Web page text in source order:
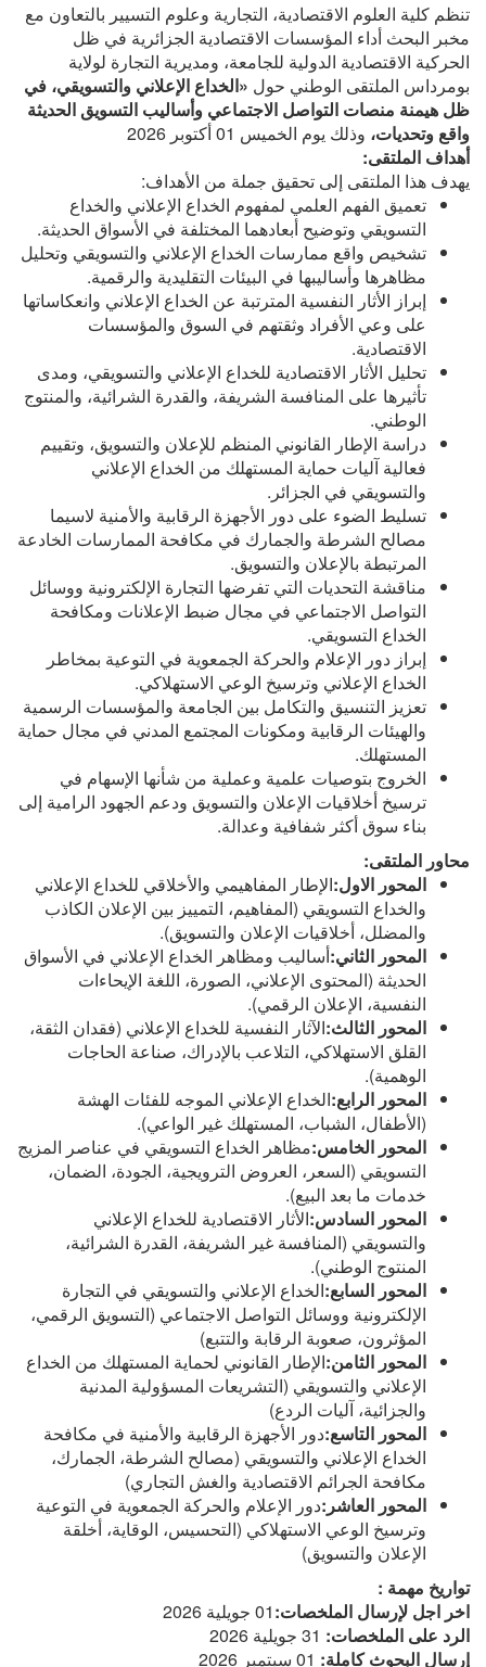
تنظم كلية العلوم الاقتصادية، التجارية وعلوم التسيير بالتعاون مع
مخبر البحث أداء المؤسسات الاقتصادية الجزائرية في ظل
الحركية الاقتصادية الدولية للجامعة، ومديرية التجارة لولاية
بومرداس الملتقى الوطني حول «الخداع الإعلاني والتسويقي، في
ظل هيمنة منصات التواصل الاجتماعي وأساليب التسويق الحديثة
واقع وتحديات، وذلك يوم الخميس 01 أكتوبر 2026
أهداف الملتقى:
يهدف هذا الملتقى إلى تحقيق جملة من الأهداف:
تعميق الفهم العلمي لمفهوم الخداع الإعلاني والخداع
التسويقي وتوضيح أبعادهما المختلفة في الأسواق الحديثة.
تشخيص واقع ممارسات الخداع الإعلاني والتسويقي وتحليل
مظاهرها وأساليبها في البيئات التقليدية والرقمية.
إبراز الأثار النفسية المترتبة عن الخداع الإعلاني وانعكاساتها
على وعي الأفراد وثقتهم في السوق والمؤسسات
الاقتصادية.
تحليل الأثار الاقتصادية للخداع الإعلاني والتسويقي، ومدى
تأثيرها على المنافسة الشريفة، والقدرة الشرائية، والمنتوج
الوطني.
دراسة الإطار القانوني المنظم للإعلان والتسويق، وتقييم
فعالية آليات حماية المستهلك من الخداع الإعلاني
والتسويقي في الجزائر.
تسليط الضوء على دور الأجهزة الرقابية والأمنية لاسيما
مصالح الشرطة والجمارك في مكافحة الممارسات الخادعة
المرتبطة بالإعلان والتسويق.
مناقشة التحديات التي تفرضها التجارة الإلكترونية ووسائل
التواصل الاجتماعي في مجال ضبط الإعلانات ومكافحة
الخداع التسويقي.
إبراز دور الإعلام والحركة الجمعوية في التوعية بمخاطر
الخداع الإعلاني وترسيخ الوعي الاستهلاكي.
تعزيز التنسيق والتكامل بين الجامعة والمؤسسات الرسمية
والهيئات الرقابية ومكونات المجتمع المدني في مجال حماية
المستهلك.
الخروج بتوصيات علمية وعملية من شأنها الإسهام في
ترسيخ أخلاقيات الإعلان والتسويق ودعم الجهود الرامية إلى
بناء سوق أكثر شفافية وعدالة.
محاور الملتقى:
المحور الاول:الإطار المفاهيمي والأخلاقي للخداع الإعلاني
والخداع التسويقي (المفاهيم، التمييز بين الإعلان الكاذب
والمضلل، أخلاقيات الإعلان والتسويق).
المحور الثاني:أساليب ومظاهر الخداع الإعلاني في الأسواق
الحديثة (المحتوى الإعلاني، الصورة، اللغة الإيحاءات
النفسية، الإعلان الرقمي).
المحور الثالث:الآثار النفسية للخداع الإعلاني (فقدان الثقة،
القلق الاستهلاكي، التلاعب بالإدراك، صناعة الحاجات
الوهمية).
المحور الرابع:الخداع الإعلاني الموجه للفئات الهشة
(الأطفال، الشباب، المستهلك غير الواعي).
المحور الخامس:مظاهر الخداع التسويقي في عناصر المزيج
التسويقي (السعر، العروض الترويجية، الجودة، الضمان،
خدمات ما بعد البيع).
المحور السادس:الأثار الاقتصادية للخداع الإعلاني
والتسويقي (المنافسة غير الشريفة، القدرة الشرائية،
المنتوج الوطني).
المحور السابع:الخداع الإعلاني والتسويقي في التجارة
الإلكترونية ووسائل التواصل الاجتماعي (التسويق الرقمي،
المؤثرون، صعوبة الرقابة والتتبع)
المحور الثامن:الإطار القانوني لحماية المستهلك من الخداع
الإعلاني والتسويقي (التشريعات المسؤولية المدنية
والجزائية، آليات الردع)
المحور التاسع:دور الأجهزة الرقابية والأمنية في مكافحة
الخداع الإعلاني والتسويقي (مصالح الشرطة، الجمارك،
مكافحة الجرائم الاقتصادية والغش التجاري)
المحور العاشر:دور الإعلام والحركة الجمعوية في التوعية
وترسيخ الوعي الاستهلاكي (التحسيس، الوقاية، أخلقة
الإعلان والتسويق)
تواريخ مهمة :
اخر اجل لإرسال الملخصات:01 جويلية 2026
الرد على الملخصات: 31 جويلية 2026
إرسال البحوث كاملة: 01 سبتمبر 2026